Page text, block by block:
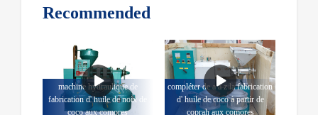
Recommended
machine hydraulique de
fabrication d' huile de noix de
coco aux comores
compléter de a à z la fabrication
d' huile de coco à partir de
coprah aux comores